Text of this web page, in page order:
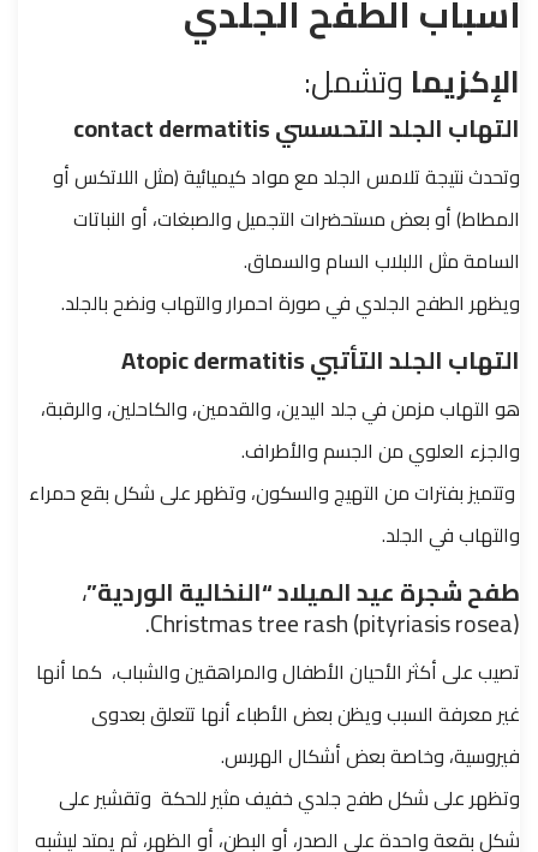
أسباب الطفح الجلدي
الإكزيما وتشمل:
التهاب الجلد التحسسي contact dermatitis
وتحدث نتيجة تلامس الجلد مع مواد كيميائية (مثل اللاتكس أو
المطاط) أو بعض مستحضرات التجميل والصبغات، أو النباتات
السامة مثل اللبلاب السام والسماق.
ويظهر الطفح الجلدي في صورة احمرار والتهاب ونضح بالجلد.
التهاب الجلد التأتبي Atopic dermatitis
هو التهاب مزمن في جلد اليدين، والقدمين، والكاحلين، والرقبة،
والجزء العلوي من الجسم والأطراف.
وتتميز بفترات من التهيج والسكون، وتظهر على شكل بقع حمراء
والتهاب في الجلد.
طفح شجرة عيد الميلاد “النخالية الوردية”،
(Christmas tree rash (pityriasis rosea.
تصيب على أكثر الأحيان الأطفال والمراهقين والشباب، كما أنها
غير معرفة السببويظن بعض الأطباء أنها تتعلق بعدوى
فيروسية، وخاصة بعض أشكال الهربس.
وتظهر على شكل طفح جلدي خفيف مثير للحكة وتقشير على
شكل بقعة واحدة على الصدر، أو البطن، أو الظهر، ثم يمتد ليشبه